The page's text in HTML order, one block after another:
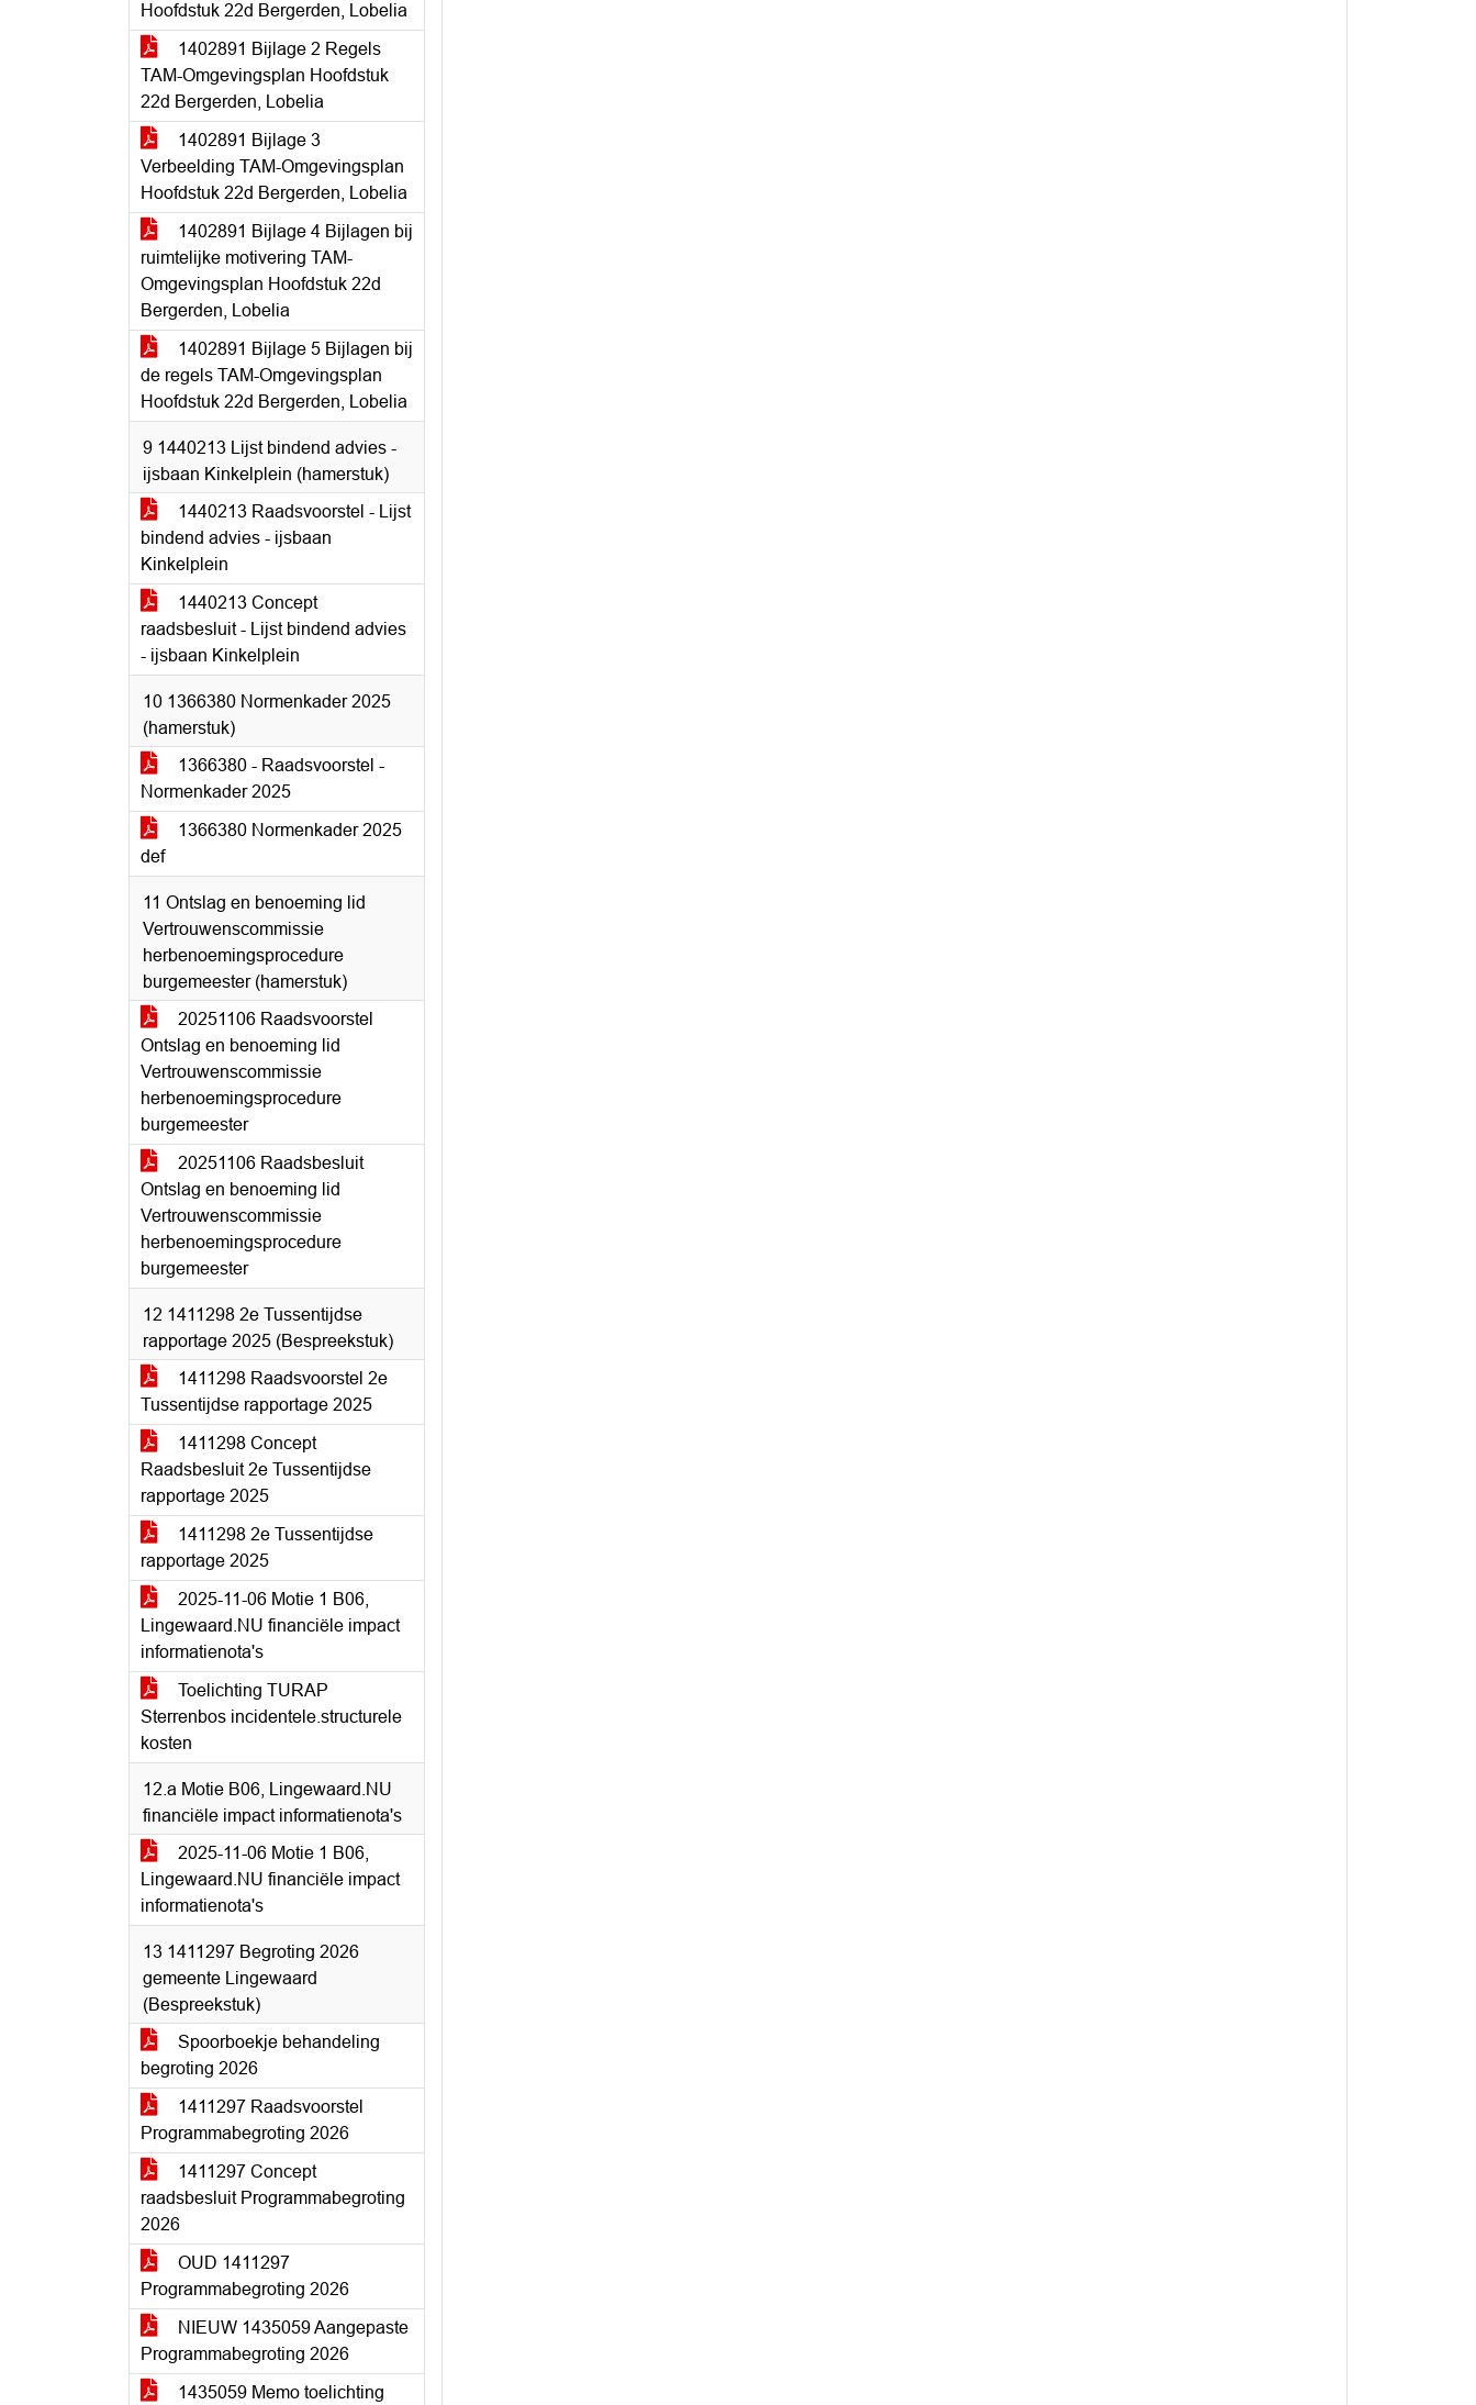
Hoofdstuk 22d Bergerden, Lobelia
1402891 Bijlage 2 Regels
TAM-Omgevingsplan Hoofdstuk
22d Bergerden, Lobelia
1402891 Bijlage 3
Verbeelding TAM-Omgevingsplan
Hoofdstuk 22d Bergerden, Lobelia
1402891 Bijlage 4 Bijlagen bij
ruimtelijke motivering TAM-
Omgevingsplan Hoofdstuk 22d
Bergerden, Lobelia
1402891 Bijlage 5 Bijlagen bij
de regels TAM-Omgevingsplan
Hoofdstuk 22d Bergerden, Lobelia
9 1440213 Lijst bindend advies -
ijsbaan Kinkelplein (hamerstuk)
1440213 Raadsvoorstel - Lijst
bindend advies - ijsbaan
Kinkelplein
1440213 Concept
raadsbesluit - Lijst bindend advies
- ijsbaan Kinkelplein
10 1366380 Normenkader 2025
(hamerstuk)
1366380 - Raadsvoorstel -
Normenkader 2025
1366380 Normenkader 2025
def
11 Ontslag en benoeming lid
Vertrouwenscommissie
herbenoemingsprocedure
burgemeester (hamerstuk)
20251106 Raadsvoorstel
Ontslag en benoeming lid
Vertrouwenscommissie
herbenoemingsprocedure
burgemeester
20251106 Raadsbesluit
Ontslag en benoeming lid
Vertrouwenscommissie
herbenoemingsprocedure
burgemeester
12 1411298 2e Tussentijdse
rapportage 2025 (Bespreekstuk)
1411298 Raadsvoorstel 2e
Tussentijdse rapportage 2025
1411298 Concept
Raadsbesluit 2e Tussentijdse
rapportage 2025
1411298 2e Tussentijdse
rapportage 2025
2025-11-06 Motie 1 B06,
Lingewaard.NU financiële impact
informatienota's
Toelichting TURAP
Sterrenbos incidentele.structurele
kosten
12.a Motie B06, Lingewaard.NU
financiële impact informatienota's
2025-11-06 Motie 1 B06,
Lingewaard.NU financiële impact
informatienota's
13 1411297 Begroting 2026
gemeente Lingewaard
(Bespreekstuk)
Spoorboekje behandeling
begroting 2026
1411297 Raadsvoorstel
Programmabegroting 2026
1411297 Concept
raadsbesluit Programmabegroting
2026
OUD 1411297
Programmabegroting 2026
NIEUW 1435059 Aangepaste
Programmabegroting 2026
1435059 Memo toelichting